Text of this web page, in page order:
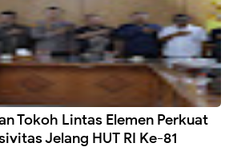
Tokoh Lintas Elemen Perkuat
Jelang HUT RI Ke-81